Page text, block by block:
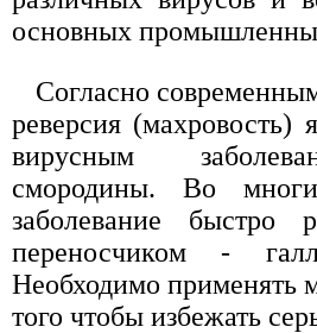
основных
Согласно
реверсия (махровость)
вирусным
смородины. Во
заболевание быстро
переносчиком -
Необходимо применять
того чтобы избежать